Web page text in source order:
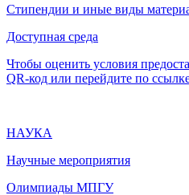
Стипендии и иные виды
Доступная среда
Чтобы оценить условия
QR-код или перейдите по
НАУКА
Научные мероприятия
Олимпиады МПГУ